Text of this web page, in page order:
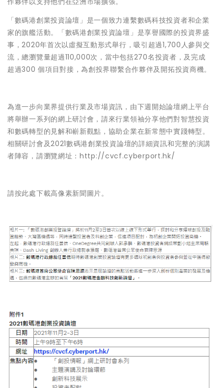
「數碼港創業投資論壇」是一個致力連繫數碼科技投資者和企業
家的旗艦活動。「數碼港創業投資論壇」是享譽國際的投資界盛
事，2020年首次以虛擬互動形式舉行，吸引超過1,700人參與交
流，總瀏覽量超過110,000次，當中包括270名投資者，及完成
超過300 個項目對接，為創投界聯繫合作夥伴及開拓投資商機。
為進一步向業界提供行業及市場資訊，由下週開始論壇網上平台
將舉辦一系列的網上研討會，請來行業領袖分享他們對智慧投資
和數碼轉型的見解和嶄新觀點，協助企業在新常態中實踐轉型。
相關研討會及2021數碼港創業投資論壇的詳細資訊和完整的演講
者陣容，請瀏覽網址： http://cvcf.cyberport.hk/
請按此處下載高像素新聞圖片。